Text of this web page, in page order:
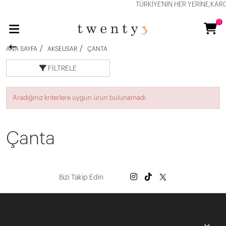
TÜRKİYE'NİN HER
0
ANA SAYFA AKSEUSAR ÇANTA
FILTRELE
Aradığınız kriterlere uygun ürün bulunamadı
Çanta
Bizi Takip Edin